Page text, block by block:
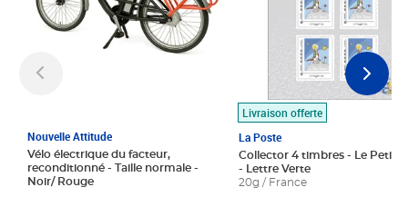
Nouvelle Attitude
Vélo électrique du facteur,
reconditionné - Taille normale -
Noir/ Rouge
Livraison offerte
La Poste
Collector 4 timbres - Le Petit
- Lettre Verte
20g / France